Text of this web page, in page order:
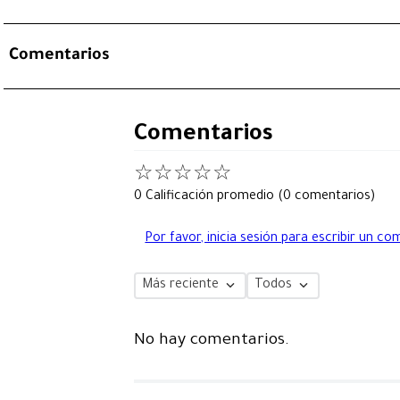
Comentarios
Comentarios
☆☆☆☆☆
0 Calificación promedio (0 comentarios)
Por favor, inicia sesión para escribir un
Más reciente Todos
No hay comentarios.